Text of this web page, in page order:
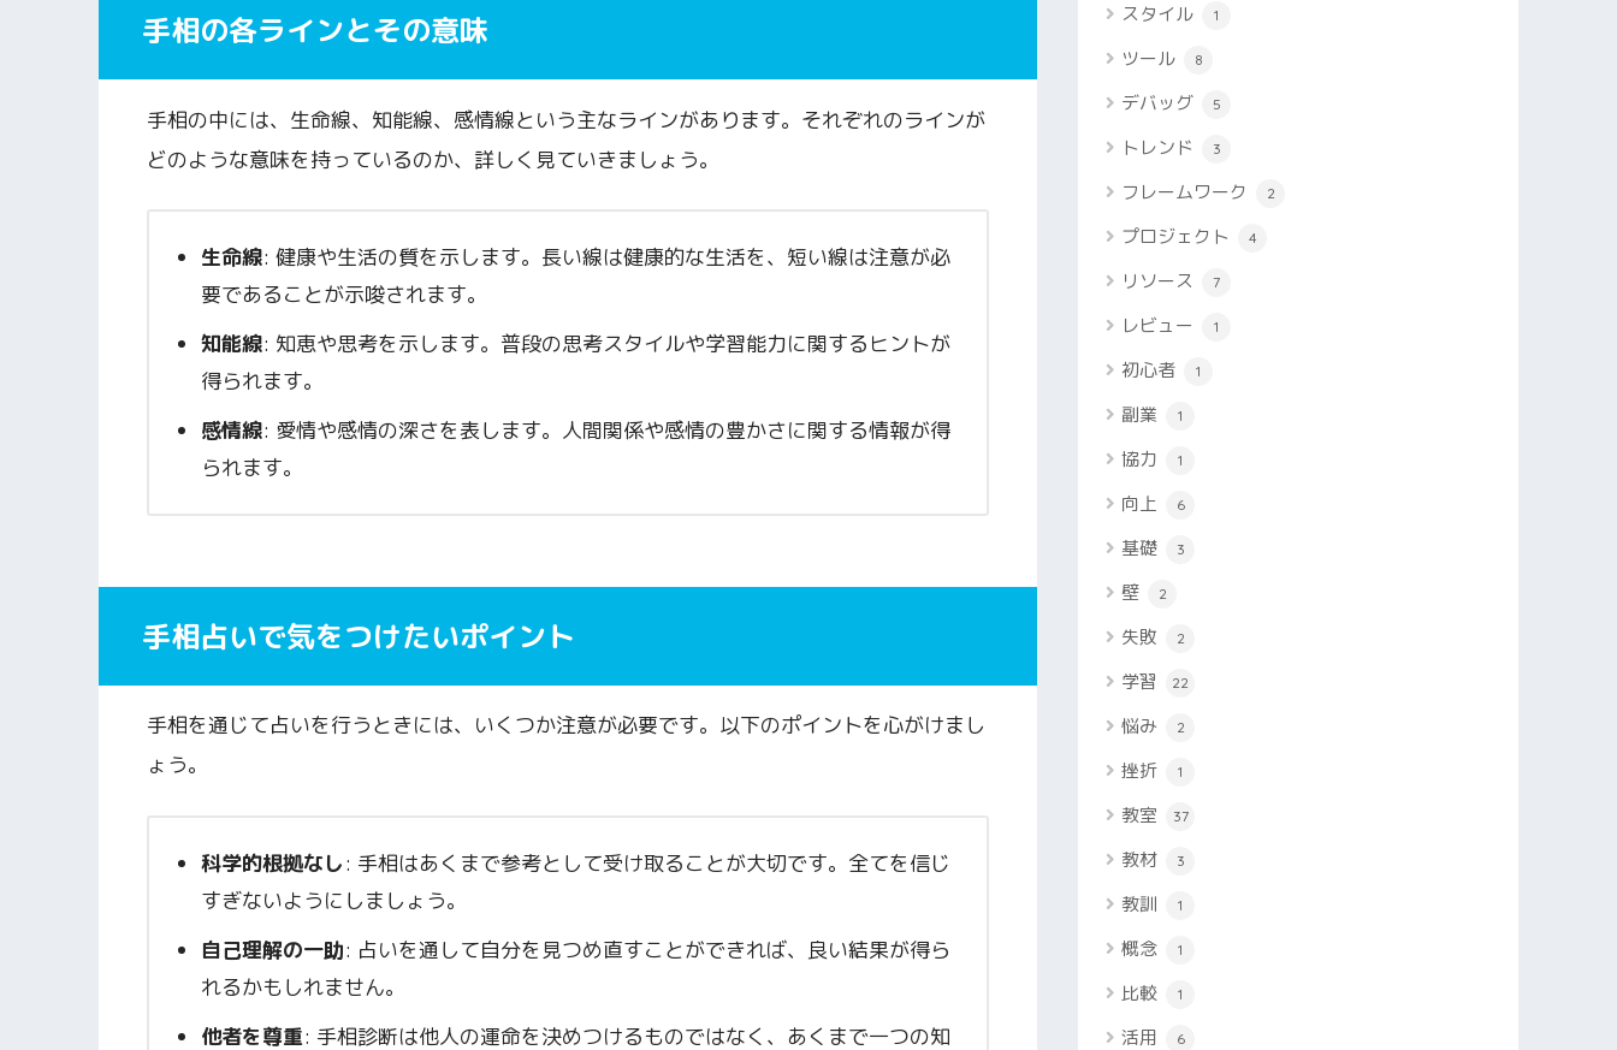
手相の各ラインとその意味
手相の中には、生命線、知能線、感情線という主なラインがあります。それぞれのラインが
どのような意味を持っているのか、詳しく見ていきましょう。
生命線: 健康や生活の質を示します。長い線は健康的な生活を、短い線は注意が必
要であることが示唆されます。
知能線: 知恵や思考を示します。普段の思考スタイルや学習能力に関するヒントが
得られます。
感情線: 愛情や感情の深さを表します。人間関係や感情の豊かさに関する情報が得
られます。
手相占いで気をつけたいポイント
手相を通じて占いを行うときには、いくつか注意が必要です。以下のポイントを心がけまし
ょう。
科学的根拠なし: 手相はあくまで参考として受け取ることが大切です。全てを信じ
すぎないようにしましょう。
自己理解の一助: 占いを通して自分を見つめ直すことができれば、良い結果が得ら
れるかもしれません。
他者を尊重: 手相診断は他人の運命を決めつけるものではなく、あくまで一つの知
スタイル 1
ツール 8
デバッグ 5
トレンド 3
フレームワーク 2
プロジェクト 4
リソース 7
レビュー 1
初心者 1
副業 1
協力 1
向上 6
基礎 3
壁 2
失敗 2
学習 22
悩み 2
挫折 1
教室 37
教材 3
教訓 1
概念 1
比較 1
活用 6